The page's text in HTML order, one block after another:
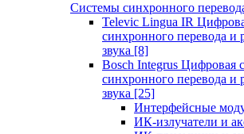
Системы синхронного
Televic Lingua IR
синхронного перевода и
звука [8]
Bosch Integrus Цифровая
синхронного перевода и
звука [25]
Интерфейсные
ИК-излучатели и